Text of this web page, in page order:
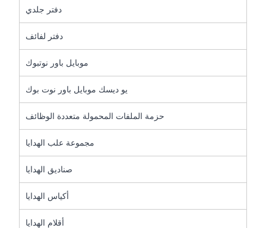
دفتر جلدي
دفتر لفائف
موبايل باور نوتبوك
يو ديسك موبايل باور نوت بوك
حزمة الملفات المحمولة متعددة الوظائف
مجموعة علب الهدايا
صناديق الهدايا
أكياس الهدايا
أقلام الهدايا